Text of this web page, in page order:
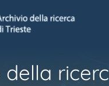
della